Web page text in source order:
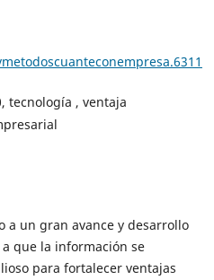
tecnología , ventaja
a un gran avance y desarrollo
que la información se
para fortalecer ventajas